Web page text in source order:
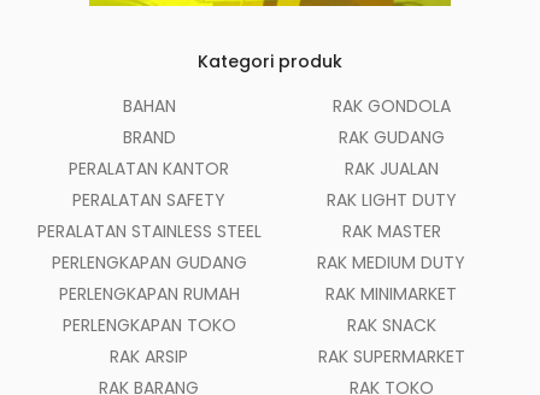
Kategori produk
BAHAN
BRAND
PERALATAN KANTOR
PERALATAN SAFETY
PERALATAN STAINLESS STEEL
PERLENGKAPAN GUDANG
PERLENGKAPAN RUMAH
PERLENGKAPAN TOKO
RAK ARSIP
RAK BARANG
RAK GONDOLA
RAK GUDANG
RAK JUALAN
RAK LIGHT DUTY
RAK MASTER
RAK MEDIUM DUTY
RAK MINIMARKET
RAK SNACK
RAK SUPERMARKET
RAK TOKO